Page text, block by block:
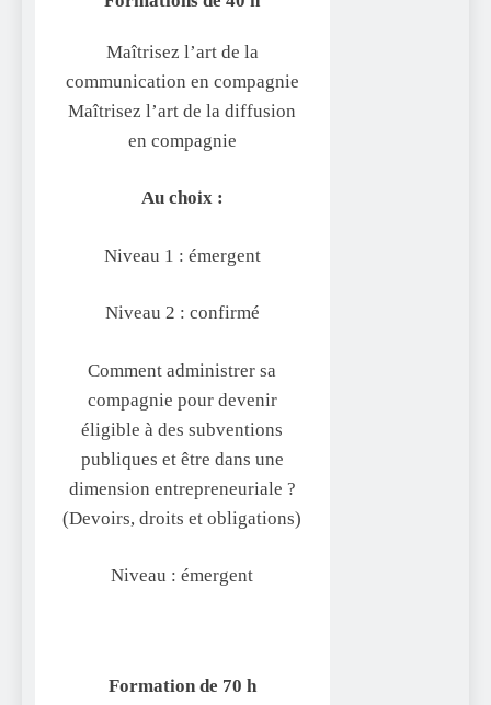
Maîtrisez l’art de la
communication en compagnie
Maîtrisez l’art de la diffusion
en compagnie
Au choix :
Niveau 1 : émergent
Niveau 2 : confirmé
Comment administrer sa
compagnie pour devenir
éligible à des subventions
publiques et être dans une
dimension entrepreneuriale ?
(Devoirs, droits et obligations)
Niveau : émergent
Formation de 70 h